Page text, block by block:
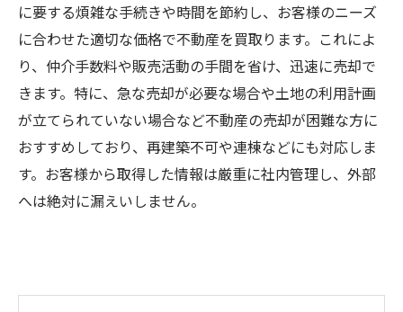
に要する煩雑な手続きや時間を節約し、お客様のニーズ
に合わせた適切な価格で不動産を買取ります。これによ
り、仲介手数料や販売活動の手間を省け、迅速に売却で
きます。特に、急な売却が必要な場合や土地の利用計画
が立てられていない場合など不動産の売却が困難な方に
おすすめしており、再建築不可や連棟などにも対応しま
す。お客様から取得した情報は厳重に社内管理し、外部
へは絶対に漏えいしません。